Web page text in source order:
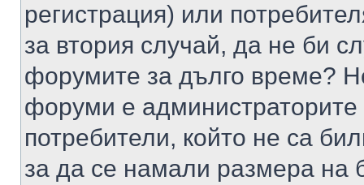
регистрация) или
за втория случай, да не би
форумите за дълго време?
форуми е администраторите
потребители, който не са
за да се намали размера на